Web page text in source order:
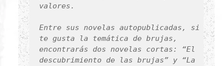
valores.
Entre sus novelas autopublicadas, si
te gusta la temática de brujas,
encontrarás dos novelas cortas: “El
descubrimiento de las brujas” y “La